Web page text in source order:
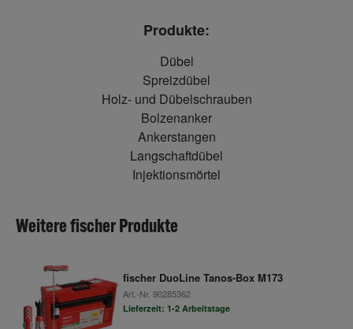
Produkte:
Dübel
Spreizdübel
Holz- und Dübelschrauben
Bolzenanker
Ankerstangen
Langschaftdübel
Injektionsmörtel
Weitere fischer Produkte
fischer DuoLine Tanos-Box M173
Art.-Nr. 90285362
Lieferzeit: 1-2 Arbeitstage